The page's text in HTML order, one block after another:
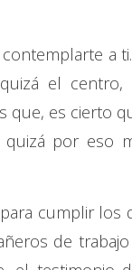
a
el centro,
que, es cierto
por eso
cumplir los
de